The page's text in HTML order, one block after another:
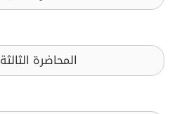
المحاضرة الثالثة